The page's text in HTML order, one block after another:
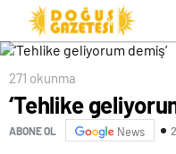
271 okunma
‘Tehlike
ABONE OL News